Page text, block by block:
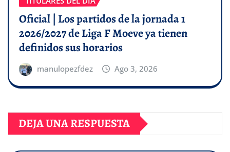
Oficial | Los partidos de la jornada 1
2026/2027 de Liga F Moeve ya tienen
definidos sus horarios
manulopezfdez Ago 3, 2026
DEJA UNA RESPUESTA